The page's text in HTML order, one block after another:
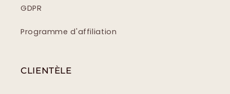
GDPR
Programme d'affiliation
CLIENTÈLE